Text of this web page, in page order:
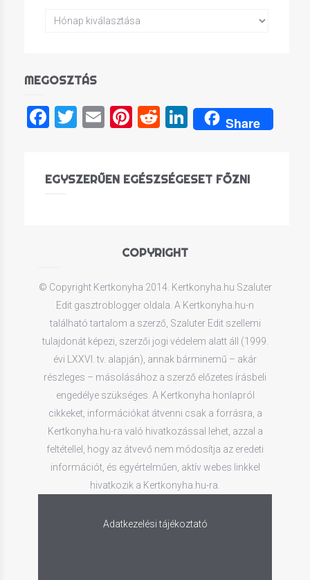
MEGOSZTÁS
Facebook
Twitter
EmailPinterest
Reddit
LinkedIn
Share
EGYSZERŰEN EGÉSZSÉGESET FŐZNI
COPYRIGHT
© Copyright Kertkonyha 2014. Kertkonyha.hu Szaluter
Edit gasztroblogger oldala. A Kertkonyha.hu-n
található tartalom a szerző, Szaluter Edit szellemi
tulajdonát képezi, szerzői jogi védelem alatt áll (1999.
évi LXXVI. tv. alapján), annak bárminemű – akár
részleges – másolásához a szerző előzetes írásbeli
engedélye szükséges. A Kertkonyha honlapról
cikkeket, információkat átvenni csak a forrásra, a
Kertkonyha.hu-ra való hivatkozással lehet, azzal a
feltétellel, hogy az átvevő nem módosítja az eredeti
információt, és egyértelműen, aktív webes linkkel
hivatkozik a Kertkonyha.hu-ra.
Adatkezelési tájékoztató